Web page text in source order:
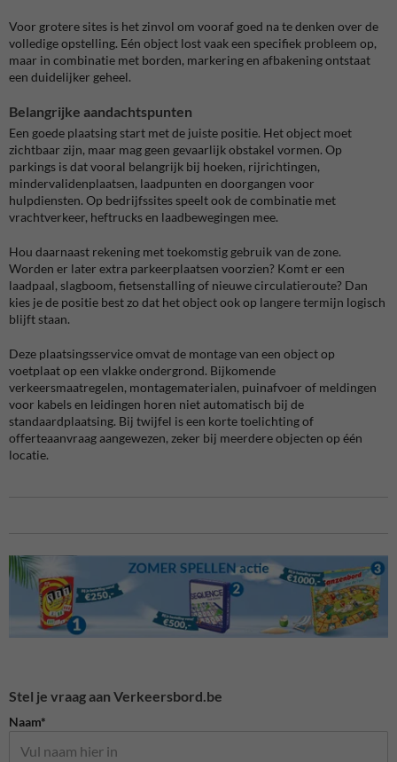
Voor grotere sites is het zinvol om vooraf goed na te denken over de
volledige opstelling. Eén object lost vaak een specifiek probleem op,
maar in combinatie met borden, markering en afbakening ontstaat
een duidelijker geheel.
Belangrijke aandachtspunten
Een goede plaatsing start met de juiste positie. Het object moet
zichtbaar zijn, maar mag geen gevaarlijk obstakel vormen. Op
parkings is dat vooral belangrijk bij hoeken, rijrichtingen,
mindervalidenplaatsen, laadpunten en doorgangen voor
hulpdiensten. Op bedrijfssites speelt ook de combinatie met
vrachtverkeer, heftrucks en laadbewegingen mee.
Hou daarnaast rekening met toekomstig gebruik van de zone.
Worden er later extra parkeerplaatsen voorzien? Komt er een
laadpaal, slagboom, fietsenstalling of nieuwe circulatieroute? Dan
kies je de positie best zo dat het object ook op langere termijn logisch
blijft staan.
Deze plaatsingsservice omvat de montage van een object op
voetplaat op een vlakke ondergrond. Bijkomende
verkeersmaatregelen, montagematerialen, puinafvoer of meldingen
voor kabels en leidingen horen niet automatisch bij de
standaardplaatsing. Bij twijfel is een korte toelichting of
offerteaanvraag aangewezen, zeker bij meerdere objecten op één
locatie.
Stel je vraag aan Verkeersbord.be
Naam*